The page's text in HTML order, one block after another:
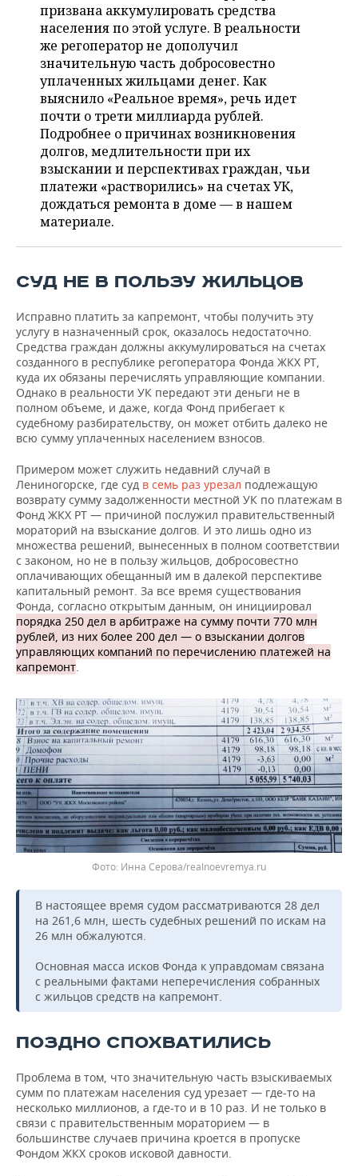
ХОККЕЙ С МЯЧОМ
ПРОИСШЕСТВИЯ
призвана аккумулировать средства
населения по этой услуге. В реальности
же регоператор не дополучил
значительную часть добросовестно
уплаченных жильцами денег. Как
выяснило «Реальное время», речь идет
почти о трети миллиарда рублей.
Подробнее о причинах возникновения
долгов, медлительности при их
взыскании и перспективах граждан, чьи
платежи «растворились» на счетах УК,
дождаться ремонта в доме — в нашем
материале.
СУД НЕ В ПОЛЬЗУ ЖИЛЬЦОВ
Исправно платить за капремонт, чтобы получить эту
услугу в назначенный срок, оказалось недостаточно.
Средства граждан должны аккумулироваться на счетах
созданного в республике регоператора Фонда ЖКХ РТ,
куда их обязаны перечислять управляющие компании.
Однако в реальности УК передают эти деньги не в
полном объеме, и даже, когда Фонд прибегает к
судебному разбирательству, он может отбить далеко не
всю сумму уплаченных населением взносов.
Примером может служить недавний случай в
Лениногорске, где суд в семь раз урезал подлежащую
возврату сумму задолженности местной УК по платежам в
Фонд ЖКХ РТ — причиной послужил правительственный
мораторий на взыскание долгов. И это лишь одно из
множества решений, вынесенных в полном соответствии
с законом, но не в пользу жильцов, добросовестно
оплачивающих обещанный им в далекой перспективе
капитальный ремонт. За все время существования
Фонда, согласно открытым данным, он инициировал
порядка 250 дел в арбитраже на сумму почти 770 млн
рублей, из них более 200 дел — о взыскании долгов
управляющих компаний по перечислению платежей на
капремонт.
Инна Серова/realnoevremya.ru
В настоящее время судом рассматриваются 28 дел
на 261,6 млн, шесть судебных решений по искам на
26 млн обжалуются.
Основная масса исков Фонда к управдомам связана
с реальными фактами неперечисления собранных
с жильцов средств на капремонт.
ПОЗДНО СПОХВАТИЛИСЬ
Проблема в том, что значительную часть взыскиваемых
сумм по платежам населения суд урезает — где-то на
несколько миллионов, а где-то и в 10 раз. И не только в
связи с правительственным мораторием — в
большинстве случаев причина кроется в пропуске
Фондом ЖКХ сроков исковой давности.